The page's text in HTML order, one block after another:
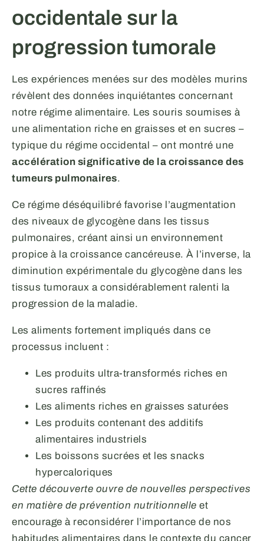
occidentale sur la
progression tumorale
Les expériences menées sur des modèles murins
révèlent des données inquiétantes concernant
notre régime alimentaire. Les souris soumises à
une alimentation riche en graisses et en sucres –
typique du régime occidental – ont montré une
accélération significative de la croissance des
tumeurs pulmonaires.
Ce régime déséquilibré favorise l’augmentation
des niveaux de glycogène dans les tissus
pulmonaires, créant ainsi un environnement
propice à la croissance cancéreuse. À l’inverse, la
diminution expérimentale du glycogène dans les
tissus tumoraux a considérablement ralenti la
progression de la maladie.
Les aliments fortement impliqués dans ce
processus incluent :
Les produits ultra-transformés riches en
sucres raffinés
Les aliments riches en graisses saturées
Les produits contenant des additifs
alimentaires industriels
Les boissons sucrées et les snacks
hypercaloriques
Cette découverte ouvre de nouvelles perspectives
en matière de prévention nutritionnelle et
encourage à reconsidérer l’importance de nos
habitudes alimentaires dans le contexte du cancer